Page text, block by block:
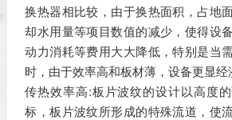
换热器相比较，由于换热面积，占地
却水用量等项目数值的减少，使得设
动力消耗等费用大大降低，特别是当
时，由于效率高和板材薄，设备更显经
传热效率高:板片波纹的设计以高度
标，板片波纹所形成的特殊流道，使